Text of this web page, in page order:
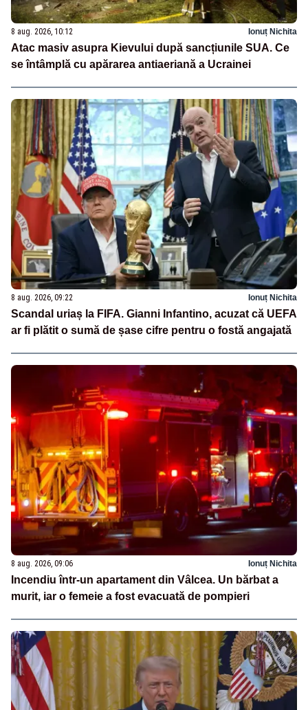
8 aug. 2026, 10:12 Ionuț Nichita
Atac masiv asupra Kievului după sancțiunile SUA. Ce
se întâmplă cu apărarea antiaeriană a Ucrainei
8 aug. 2026, 09:22 Ionuț Nichita
Scandal uriaș la FIFA. Gianni Infantino, acuzat că UEFA
ar fi plătit o sumă de șase cifre pentru o fostă angajată
8 aug. 2026, 09:06 Ionuț Nichita
Incendiu într-un apartament din Vâlcea. Un bărbat a
murit, iar o femeie a fost evacuată de pompieri